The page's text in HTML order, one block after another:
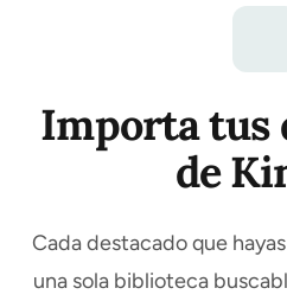
Importa tus
de
Cada destacado que
una sola biblioteca